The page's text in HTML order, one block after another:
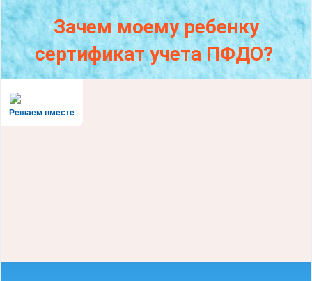
Зачем моему ребенку
сертификат учета ПФДО?
Решаем вместе